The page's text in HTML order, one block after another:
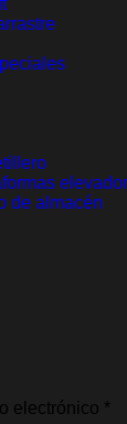
de almacén
electrónico *